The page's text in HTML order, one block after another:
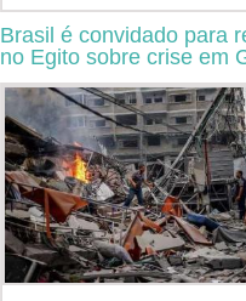
Brasil é convidado para
no Egito sobre crise em